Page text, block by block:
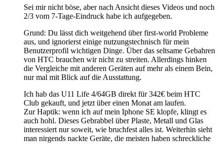
Sei mir nicht böse, aber nach Ansicht dieses Videos und noch
2/3 vom 7-Tage-Eindruck habe ich aufgegeben.
Grund: Du lässt dich weitgehend über first-world Probleme
aus, und ignorierst einige nutzungstechnisch für mein
Benutzerprofil wichtigen Dinge. Über das seltsame Gebahren
von HTC brauchen wir nicht zu streiten. Allerdings hinken
die Vergleiche mit anderen Geräten auf mehr als einem Bein,
nur mal mit Blick auf die Ausstattung.
Ich hab das U11 Life 4/64GB direkt für 342€ beim HTC
Club gekauft, und jetzt über einen Monat am laufen.
Zur Haptik: wenn ich auf mein Iphone SE klopfe, klingt es
auch hohl. Dieses Gebrabbel über Plaste, Metall und Glas
interessiert nur soweit, wie bruchfest alles ist. Weiterhin sieht
man nirgends nackte Geräte, die meisten haben schreckliche